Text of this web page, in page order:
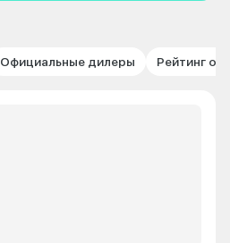
Официальные дилеры Рейтинг